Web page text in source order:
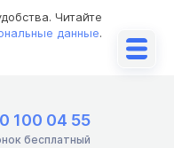
Читайте
данные.
100 04 55
бесплатный